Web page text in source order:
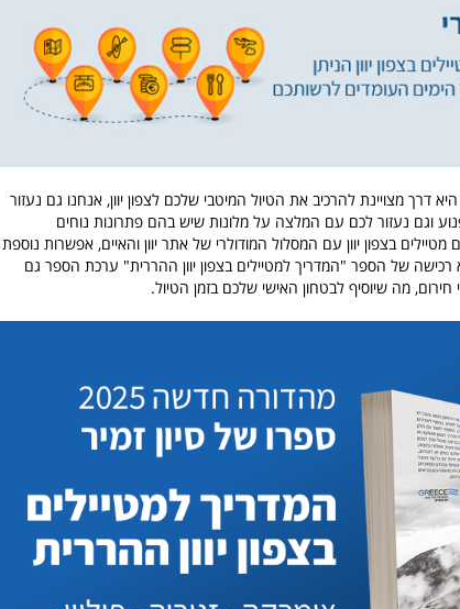
היא דרך מצויינת להרכיב את הטיול המיטבי שלכם לצפון יוון, אנחנו גם נעזור
וגם נעזור לכם עם המלצה על מלונות שיש בהם פתרונות נוחים
בצפון יוון עם המסלול המודולרי של אתר יוון והאיים, אפשרות נוספת
רכישה של הספר "המדריך למטיילים בצפון יוון ההררית" ערכת הספר גם
מה שיוסיף לבטחון האישי שלכם בזמן הטיול.